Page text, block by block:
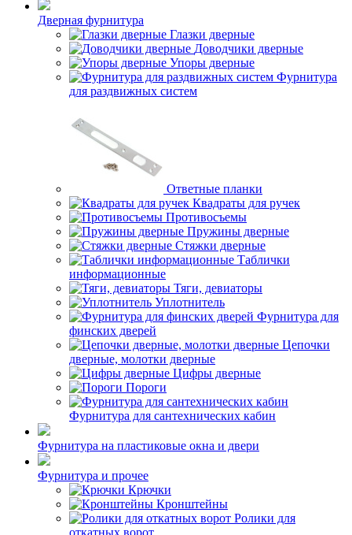
Дверная фурнитура
Глазки дверные
Доводчики дверные
Упоры дверные
Фурнитура
для раздвижных систем
Ответные планки
Квадраты для ручек
Противосъемы
Пружины дверные
Стяжки дверные
Таблички
информационные
Тяги, девиаторы
Уплотнитель
Фурнитура для
финских дверей
Цепочки
дверные, молотки дверные
Цифры дверные
Пороги
Фурнитура для сантехнических кабин
Фурнитура на пластиковые окна и двери
Фурнитура и прочее
Крючки
Кронштейны
Ролики для
откатных ворот